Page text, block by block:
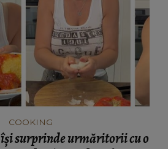
COOKING
surprinde urmăritorii cu o